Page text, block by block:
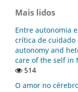
Mais lidos
Entre autonomia
crítica de cuidado
autonomy and
care of the self in
514
O amor no